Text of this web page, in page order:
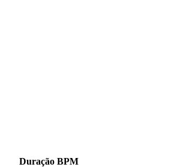
Duração BPM